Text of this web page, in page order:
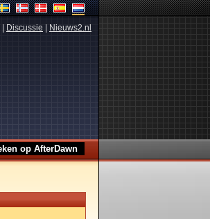
Discussie Nieuws2.nl